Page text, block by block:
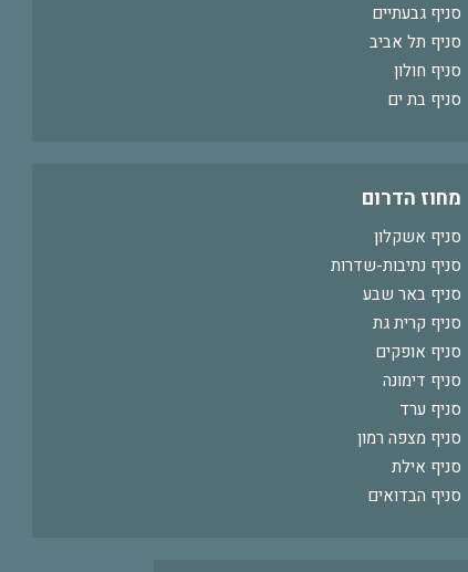
סניף גבעתיים
סניף תל אביב
סניף חולון
סניף בת ים
מחוז הדרום
סניף אשקלון
סניף נתיבות-שדרות
סניף באר שבע
סניף קרית גת
סניף אופקים
סניף דימונה
סניף ערד
סניף מצפה רמון
סניף אילת
סניף הבדואים